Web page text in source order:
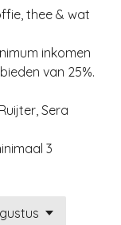
thee & wat
inkomen
van 25%.
Sera
3